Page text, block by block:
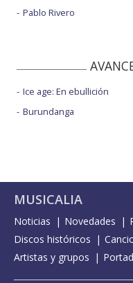
Pablo Rivero
Ice age: En ebullición
Burundanga
MUSICALIA
Noticias Novedades
Discos históricos
Artistas y grupos